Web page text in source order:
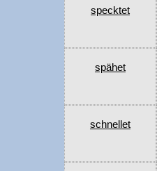
specktet
spähet
schnellet